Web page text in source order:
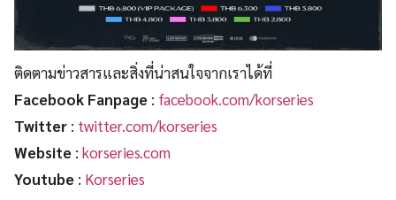
ติดตามข่าวสารและสิ่งที่น่าสนใจจากเราได้ที่
Facebook Fanpage : facebook.com/korseries
Twitter : twitter.com/korseries
Website : korseries.com
Youtube : Korseries